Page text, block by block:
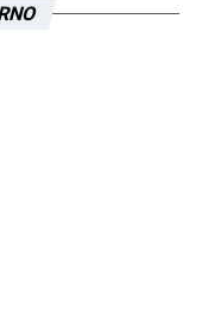
TOP NEWS